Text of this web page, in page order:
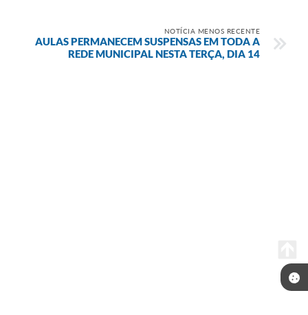
NOTÍCIA MENOS RECENTE
AULAS PERMANECEM SUSPENSAS EM TODA A
REDE MUNICIPAL NESTA TERÇA, DIA 14